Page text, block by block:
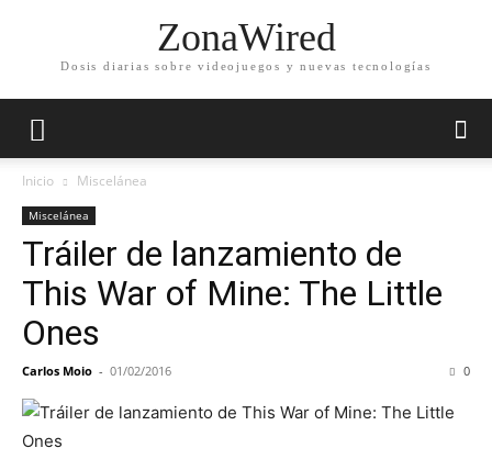
ZonaWired
Dosis diarias sobre videojuegos y nuevas tecnologías
Inicio Miscelánea
Miscelánea
Tráiler de lanzamiento de
This War of Mine: The Little
Ones
Carlos Moio - 01/02/2016 0